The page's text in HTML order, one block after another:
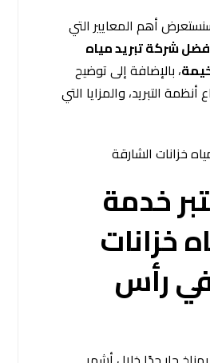
أهم المعايير التي
شركة تبريد مياه
، بالإضافة إلى توضيح
التبريد، والمزايا التي
خزانات الشارقة
خدمة
خزانات
رأس